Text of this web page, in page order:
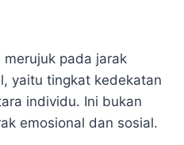
merujuk pada jarak
yaitu tingkat kedekatan
individu. Ini bukan
emosional dan sosial.